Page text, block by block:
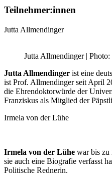
Teilnehmer:innen
Jutta Allmendinger
Jutta Allmendinger |
Jutta Allmendinger ist eine
ist Prof. Allmendinger seit April
die Ehrendoktorwürde der
Franziskus als Mitglied der
Irmela von der Lühe
Irmela von der Lühe war bis zu
sie auch eine Biografie verfasst
Politische Rednerin.